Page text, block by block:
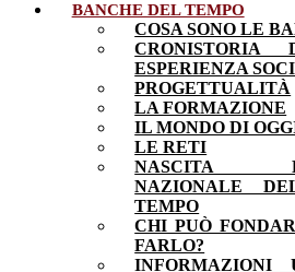
BANCHE DEL TEMPO
COSA SONO LE
ESPERIENZA
PROGETTUALITÀ
LA FORMAZIONE
IL MONDO DI
LE RETI
NASCITA
NAZIONALE
TEMPO
CHI PUÒ
FARLO?
INFORMAZIONI